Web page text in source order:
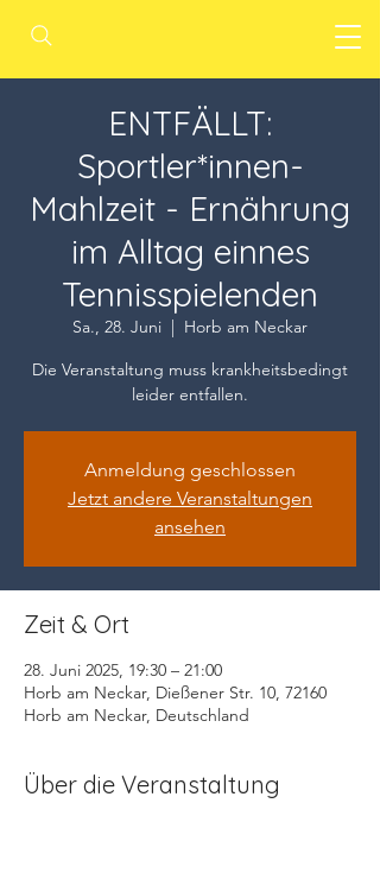
ENTFÄLLT:
Sportler*innen-
Mahlzeit - Ernährung
im Alltag einnes
Tennisspielenden
Sa., 28. Juni
  |
Horb am Neckar
Die Veranstaltung muss krankheitsbedingt
leider entfallen.
Anmeldung geschlossen
Jetzt andere Veranstaltungen
ansehen
Zeit & Ort
28. Juni 2025, 19:30 – 21:00
Horb am Neckar, Dießener Str. 10, 72160
Horb am Neckar, Deutschland
Über die Veranstaltung